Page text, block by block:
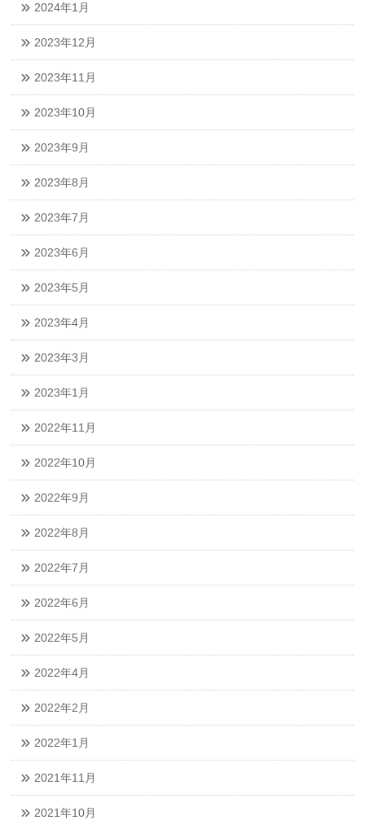
2024年1月
2023年12月
2023年11月
2023年10月
2023年9月
2023年8月
2023年7月
2023年6月
2023年5月
2023年4月
2023年3月
2023年1月
2022年11月
2022年10月
2022年9月
2022年8月
2022年7月
2022年6月
2022年5月
2022年4月
2022年2月
2022年1月
2021年11月
2021年10月